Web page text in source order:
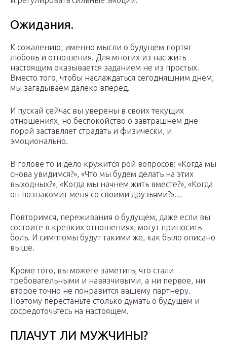
Ожидания.
К сожалению, именно мысли о будущем портят
любовь и отношения. Для многих из нас жить
настоящим оказывается заданием не из простых.
Вместо того, чтобы наслаждаться сегодняшним днем,
мы загадываем далеко вперед.
И пускай сейчас вы уверены в своих текущих
отношениях, но беспокойство о завтрашнем дне
порой заставляет страдать и физически, и
эмоционально.
В голове то и дело кружится рой вопросов: «Когда мы
снова увидимся?», «Что мы будем делать на этих
выходных?», «Когда мы начнем жить вместе?», «Когда
он познакомит меня со своими друзьями?»…
Повторимся, переживания о будущем, даже если вы
состоите в крепких отношениях, могут приносить
боль. И симптомы будут такими же, как было описано
выше.
Кроме того, вы можете заметить, что стали
требовательными и навязчивыми, а ни первое, ни
второе точно не понравится вашему партнеру.
Поэтому перестаньте столько думать о будущем и
сосредоточьтесь на настоящем.
ПЛАЧУТ ЛИ МУЖЧИНЫ?